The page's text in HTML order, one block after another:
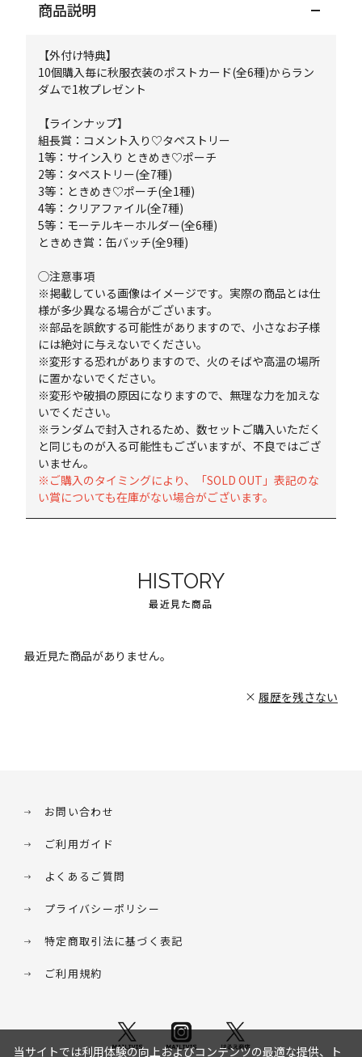
商品説明
【外付け特典】
10個購入毎に秋服衣装のポストカード(全6種)からラン
ダムで1枚プレゼント
【ラインナップ】
組長賞：コメント入り♡タペストリー
1等：サイン入り ときめき♡ポーチ
2等：タペストリー(全7種)
3等：ときめき♡ポーチ(全1種)
4等：クリアファイル(全7種)
5等：モーテルキーホルダー(全6種)
ときめき賞：缶バッチ(全9種)
◯注意事項
※掲載している画像はイメージです。実際の商品とは仕
様が多少異なる場合がございます。
※部品を誤飲する可能性がありますので、小さなお子様
には絶対に与えないでください。
※変形する恐れがありますので、火のそばや高温の場所
に置かないでください。
※変形や破損の原因になりますので、無理な力を加えな
いでください。
※ランダムで封入されるため、数セットご購入いただく
と同じものが入る可能性もございますが、不良ではござ
いません。
※ご購入のタイミングにより、「SOLD OUT」表記のな
い賞についても在庫がない場合がございます。
HISTORY
最近見た商品
最近見た商品がありません。
履歴を残さない
お問い合わせ
ご利用ガイド
よくあるご質問
プライバシーポリシー
特定商取引法に基づく表記
ご利用規約
当サイトでは利用体験の向上およびコンテンツの最適な提供、ト